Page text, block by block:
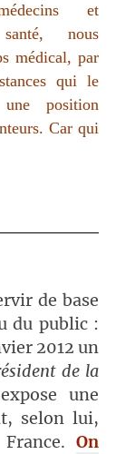
et
nous
médical, par
qui le
une position
Car qui
de base
du public :
2012 un
de la
une
selon lui,
On